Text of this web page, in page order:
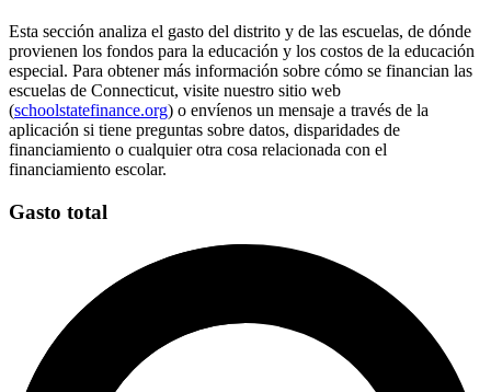
Esta sección analiza el gasto del distrito y de las escuelas, de dónde
provienen los fondos para la educación y los costos de la educación
especial. Para obtener más información sobre cómo se financian las
escuelas de Connecticut, visite nuestro sitio web
(schoolstatefinance.org) o envíenos un mensaje a través de la
aplicación si tiene preguntas sobre datos, disparidades de
financiamiento o cualquier otra cosa relacionada con el
financiamiento escolar.
Gasto total